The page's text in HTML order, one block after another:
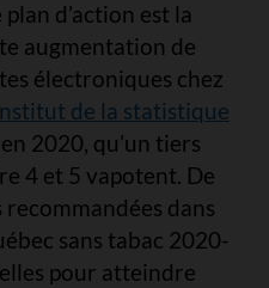
d’action est la
augmentation de
électroniques chez
de la statistique
2020, qu’un tiers
4 et 5 vapotent. De
recommandées dans
sans tabac 2020-
pour atteindre